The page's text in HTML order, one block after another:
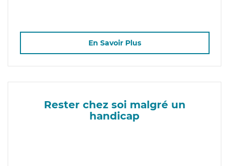
En Savoir Plus
Rester chez soi malgré un
handicap